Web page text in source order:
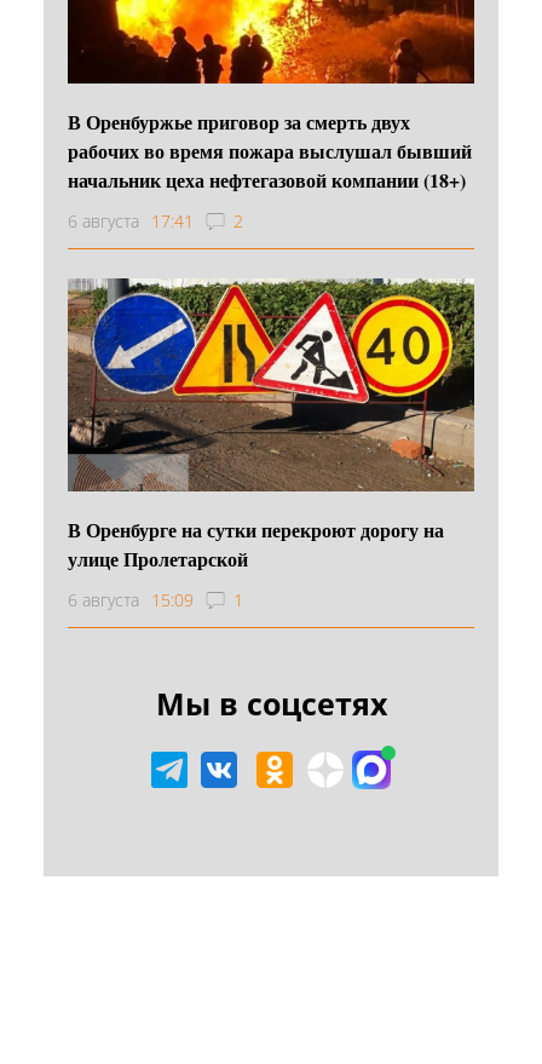
В Оренбуржье приговор за смерть двух
рабочих во время пожара выслушал бывший
начальник цеха нефтегазовой компании (18+)
6 августа 17:41 2
В Оренбурге на сутки перекроют дорогу на
улице Пролетарской
6 августа 15:09 1
Мы в соцсетях